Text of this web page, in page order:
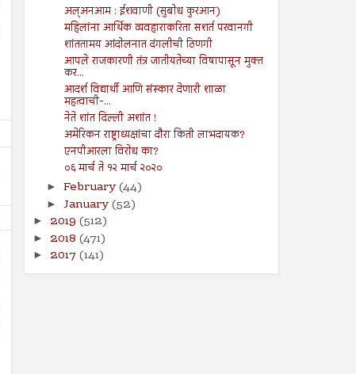
अल्अनआम : ईशवाणी (सुबोध कुरआन)
महिलांना आर्थिक व्यवहाराकरिता सशर्त परवानगी
शांततामय आंदोलनात दंगलीची ठिणगी
आपले राजकारणी तंत्र जातीयतेच्या विषापासून मुक्त
कर...
आदर्श विद्यार्थी आणि संस्कार देणारी शाळा
महत्वाची-...
नेते शांत दिल्ली अशांत !
अमेरिकन राष्ट्राध्यक्षांचा दौरा किती लाभदायक?
एनपीआरला विरोध का?
०६ मार्च ते १२ मार्च २०२०
► February(44)
► January(52)
► 2019 (512)
► 2018 (471)
► 2017 (141)